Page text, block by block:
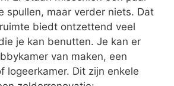
spullen, maar verder niets. Dat
biedt ontzettend veel
je kan benutten. Je kan er
van maken, een
logeerkamer. Dit zijn enkele